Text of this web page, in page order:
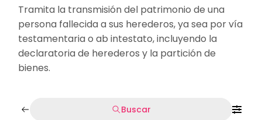
Tramita la transmisión del patrimonio de una
persona fallecida a sus herederos, ya sea por vía
testamentaria o ab intestato, incluyendo la
declaratoria de herederos y la partición de
bienes.
Buscar